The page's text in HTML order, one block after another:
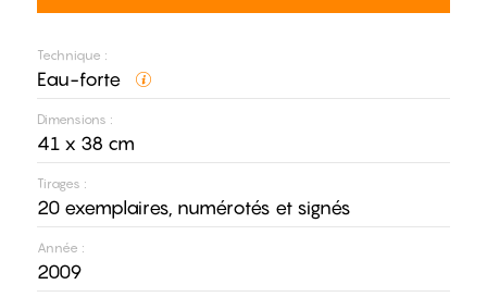
Technique :
Eau-forte
Dimensions :
41 x 38 cm
Tirages :
20 exemplaires, numérotés et signés
Année :
2009